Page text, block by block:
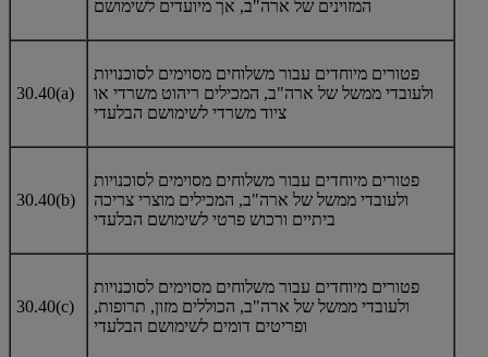
המזוינים של ארה"ב, אך מיועדים לשימושם
30.40(a)
פטורים מיוחדים עבור משלוחים מסוימים לסוכנויות
ולעובדי ממשל של ארה"ב, המכילים ריהוט משרדי או
ציוד משרדי לשימושם הבלעדי
30.40(b)
פטורים מיוחדים עבור משלוחים מסוימים לסוכנויות
ולעובדי ממשל של ארה"ב, המכילים מוצרי צריכה
ביתיים ורכוש פרטי לשימושם הבלעדי
30.40(c)
פטורים מיוחדים עבור משלוחים מסוימים לסוכנויות
ולעובדי ממשל של ארה"ב, הכוללים מזון, תרופות,
ופריטים דומים לשימושם הבלעדי